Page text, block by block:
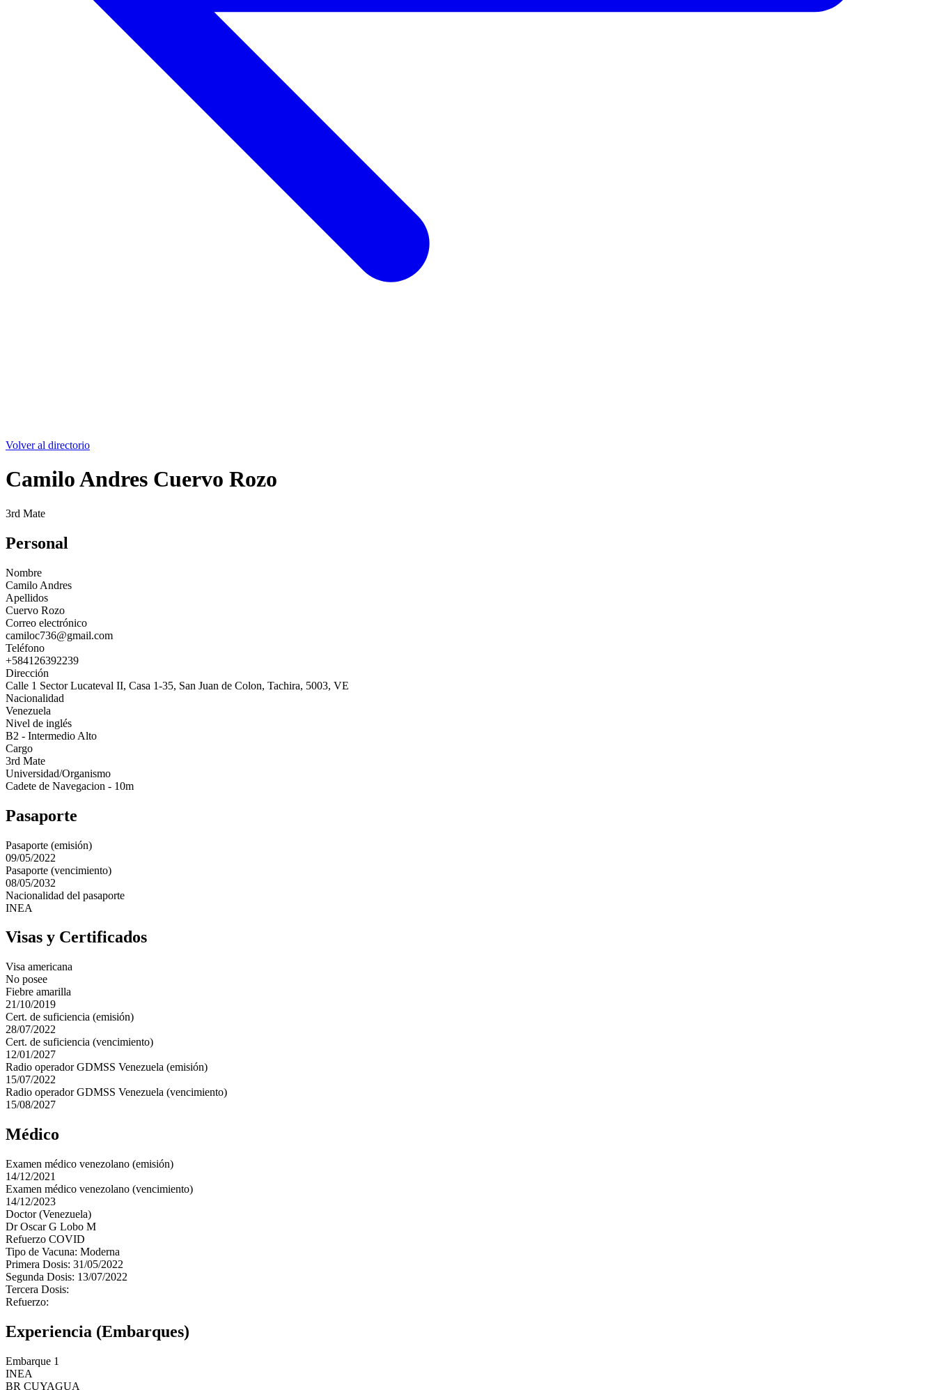
Volver al directorio
Camilo Andres Cuervo Rozo
3rd Mate
Personal
Nombre
Camilo Andres
Apellidos
Cuervo Rozo
Correo electrónico
camiloc736@gmail.com
Teléfono
+584126392239
Dirección
Calle 1 Sector Lucateval II, Casa 1-35, San Juan de Colon, Tachira, 5003, VE
Nacionalidad
Venezuela
Nivel de inglés
B2 - Intermedio Alto
Cargo
3rd Mate
Universidad/Organismo
Cadete de Navegacion - 10m
Pasaporte
Pasaporte (emisión)
09/05/2022
Pasaporte (vencimiento)
08/05/2032
Nacionalidad del pasaporte
INEA
Visas y Certificados
Visa americana
No posee
Fiebre amarilla
21/10/2019
Cert. de suficiencia (emisión)
28/07/2022
Cert. de suficiencia (vencimiento)
12/01/2027
Radio operador GDMSS Venezuela (emisión)
15/07/2022
Radio operador GDMSS Venezuela (vencimiento)
15/08/2027
Médico
Examen médico venezolano (emisión)
14/12/2021
Examen médico venezolano (vencimiento)
14/12/2023
Doctor (Venezuela)
Dr Oscar G Lobo M
Refuerzo COVID
Tipo de Vacuna: Moderna
Primera Dosis: 31/05/2022
Segunda Dosis: 13/07/2022
Tercera Dosis:
Refuerzo:
Experiencia (Embarques)
Embarque 1
INEA
BR CUYAGUA